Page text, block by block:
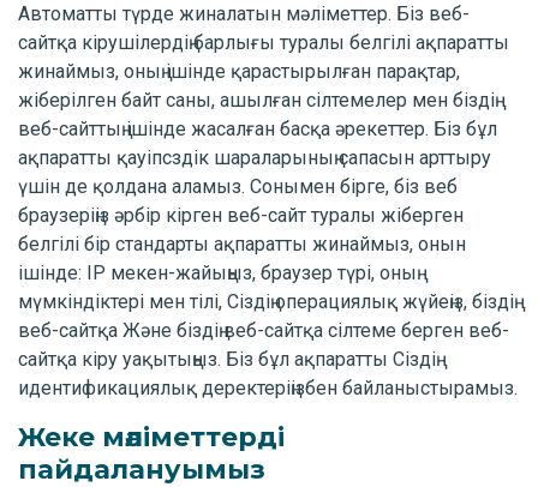
Автоматты түрде жиналатын мәліметтер. Біз веб-
сайтқа кірушілердің барлығы туралы белгілі ақпаратты
жинаймыз, оның ішінде қарастырылған парақтар,
жіберілген байт саны, ашылған сілтемелер мен біздің
веб-сайттың ішінде жасалған басқа әрекеттер. Біз бұл
ақпаратты қауіпсздік шараларының сапасын арттыру
үшін де қолдана аламыз. Сонымен бірге, біз веб
браузеріңіз әрбір кірген веб-сайт туралы жіберген
белгілі бір стандарты ақпаратты жинаймыз, онын
ішінде: IP мекен-жайыңыз, браузер түрі, оның
мүмкіндіктері мен тілі, Сіздің операциялық жүйеңіз, біздің
веб-сайтқа Және біздің веб-сайтқа сілтеме берген веб-
сайтқа кіру уақытыңыз. Біз бұл ақпаратты Сіздің
идентификациялық деректеріңізбен байланыстырамыз.
Жеке мәліметтерді
пайдалануымыз